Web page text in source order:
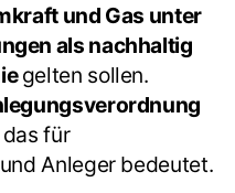
und Gas unter
als nachhaltig
gelten sollen.
für
Anleger bedeutet.